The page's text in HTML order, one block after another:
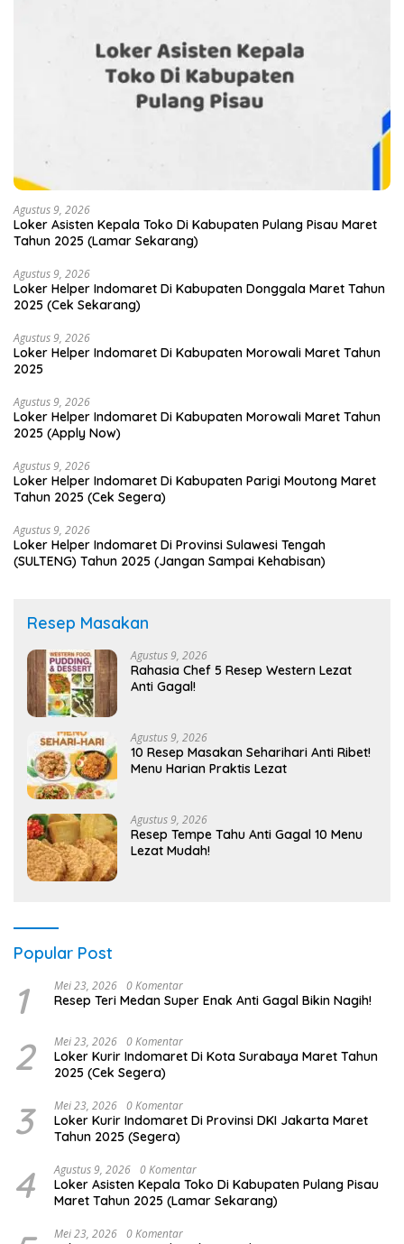
Agustus 9, 2026
Loker Asisten Kepala Toko Di Kabupaten Pulang Pisau Maret
Tahun 2025 (Lamar Sekarang)
Agustus 9, 2026
Loker Helper Indomaret Di Kabupaten Donggala Maret Tahun
2025 (Cek Sekarang)
Agustus 9, 2026
Loker Helper Indomaret Di Kabupaten Morowali Maret Tahun
2025
Agustus 9, 2026
Loker Helper Indomaret Di Kabupaten Morowali Maret Tahun
2025 (Apply Now)
Agustus 9, 2026
Loker Helper Indomaret Di Kabupaten Parigi Moutong Maret
Tahun 2025 (Cek Segera)
Agustus 9, 2026
Loker Helper Indomaret Di Provinsi Sulawesi Tengah
(SULTENG) Tahun 2025 (Jangan Sampai Kehabisan)
Resep Masakan
Agustus 9, 2026
Rahasia Chef 5 Resep Western Lezat
Anti Gagal!
Agustus 9, 2026
10 Resep Masakan Seharihari Anti Ribet!
Menu Harian Praktis Lezat
Agustus 9, 2026
Resep Tempe Tahu Anti Gagal 10 Menu
Lezat Mudah!
Popular Post
1 Mei 23, 2026 0 Komentar
Resep Teri Medan Super Enak Anti Gagal Bikin Nagih!
2 Mei 23, 2026 0 Komentar
Loker Kurir Indomaret Di Kota Surabaya Maret Tahun
2025 (Cek Segera)
3 Mei 23, 2026 0 Komentar
Loker Kurir Indomaret Di Provinsi DKI Jakarta Maret
Tahun 2025 (Segera)
4 Agustus 9, 2026 0 Komentar
Loker Asisten Kepala Toko Di Kabupaten Pulang Pisau
Maret Tahun 2025 (Lamar Sekarang)
Mei 23, 2026 0 Komentar